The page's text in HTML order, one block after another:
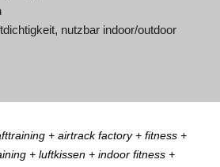
nutzbar indoor/outdoor
+ airtrack factory + fitness +
+ luftkissen + indoor fitness +